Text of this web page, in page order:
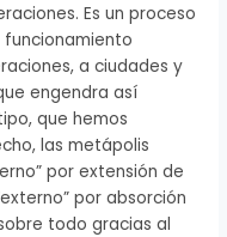
Es un proceso
a ciudades y
engendra así
que hemos
las metápolis
por extensión de
por absorción
todo gracias al